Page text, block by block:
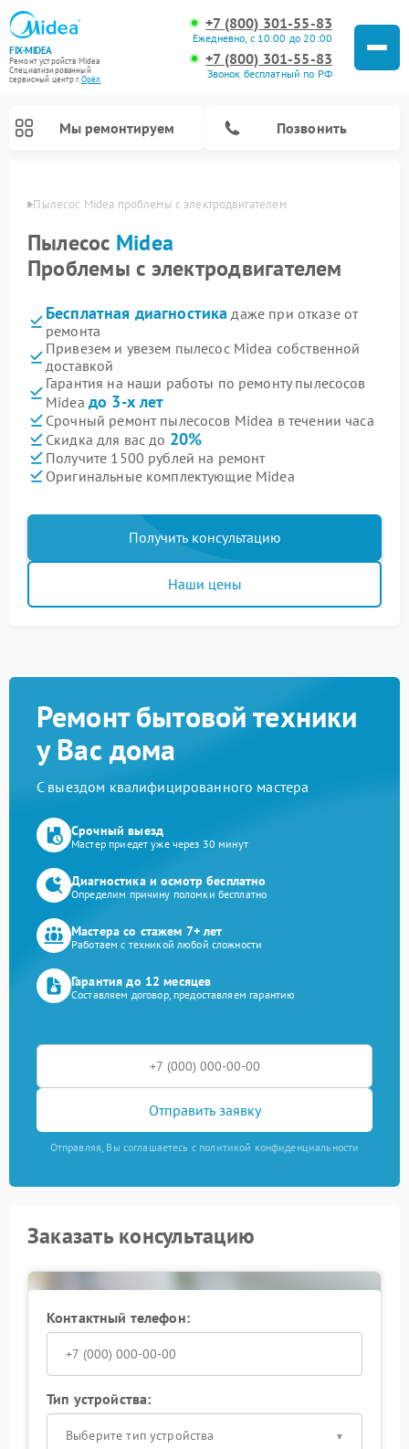
FIX-MIDEA
Ремонт устройств Midea
Специализированный
cервисный центр г.Орёл
+7 (800) 301-55-83
Ежедневно, с 10:00 до 20:00
+7 (800) 301-55-83
Звонок бесплатный по РФ
Мы ремонтируем Позвонить
Пылесос Midea проблемы с электродвигателем
Пылесос Midea
Проблемы с электродвигателем
Бесплатная диагностика даже при отказе от
ремонта
Привезем и увезем пылесос Midea собственной
доставкой
Гарантия на наши работы по ремонту пылесосов
Midea до 3-х лет
Срочный ремонт пылесосов Midea в течении часа
Скидка для вас до 20%
Получите 1500 рублей на ремонт
Оригинальные комплектующие Midea
Получить консультацию
Наши цены
Ремонт бытовой техники
у Вас дома
С выездом квалифицированного мастера
Срочный выезд
Мастер приедет уже через 30 минут
Диагностика и осмотр бесплатно
Определим причину поломки бесплатно
Мастера со стажем 7+ лет
Работаем с техникой любой сложности
Гарантия до 12 месяцев
Составляем договор, предоставляем гарантию
Отправить заявку
Отправляя, Вы соглашаетесь с политикой конфиденциальности
Заказать консультацию
Контактный телефон:
Тип устройства:
Выберите тип устройства